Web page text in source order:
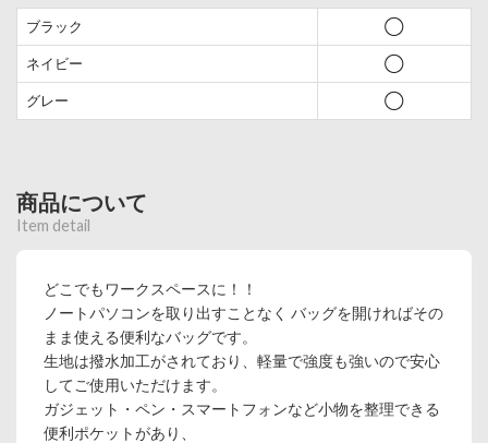
ブラック ◯
ネイビー ◯
グレー ◯
商品について
Item detail
どこでもワークスペースに！！
ノートパソコンを取り出すことなく バッグを開ければその
まま使える便利なバッグです。
生地は撥水加工がされており、軽量で強度も強いので安心
してご使用いただけます。
ガジェット・ペン・スマートフォンなど小物を整理できる
便利ポケットがあり、